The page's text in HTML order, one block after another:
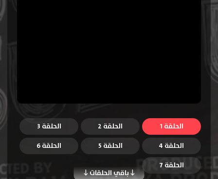
الحلقة 1 الحلقة 2
الحلقة 3
الحلقة 4
الحلقة 5 الحلقة 6
باقي الحلقات
الحلقة 7